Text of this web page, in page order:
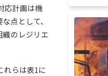
応計画は機
点として、
織のレジリエ
れらは表1に